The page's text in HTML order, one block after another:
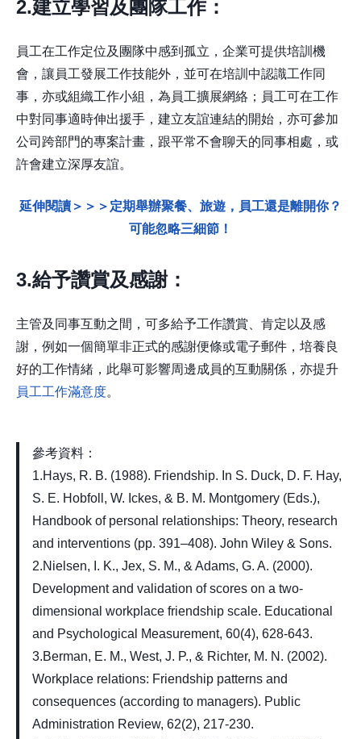
2.建立學習及團隊工作：
員工在工作定位及團隊中感到孤立，企業可提供培訓機
會，讓員工發展工作技能外，並可在培訓中認識工作同
事，亦或組織工作小組，為員工擴展網絡；員工可在工作
中對同事適時伸出援手，建立友誼連結的開始，亦可參加
公司跨部門的專案計畫，跟平常不會聊天的同事相處，或
許會建立深厚友誼。
延伸閱讀＞＞＞定期舉辦聚餐、旅遊，員工還是離開你？
可能忽略三細節！
3.給予讚賞及感謝：
主管及同事互動之間，可多給予工作讚賞、肯定以及感
謝，例如一個簡單非正式的感謝便條或電子郵件，培養良
好的工作情緒，此舉可影響周邊成員的互動關係，亦提升
員工工作滿意度。
參考資料：
1.Hays, R. B. (1988). Friendship. In S. Duck, D. F. Hay,
S. E. Hobfoll, W. Ickes, & B. M. Montgomery (Eds.),
Handbook of personal relationships: Theory, research
and interventions (pp. 391–408). John Wiley & Sons.
2.Nielsen, I. K., Jex, S. M., & Adams, G. A. (2000).
Development and validation of scores on a two-
dimensional workplace friendship scale. Educational
and Psychological Measurement, 60(4), 628-643.
3.Berman, E. M., West, J. P., & Richter, M. N. (2002).
Workplace relations: Friendship patterns and
consequences (according to managers). Public
Administration Review, 62(2), 217-230.